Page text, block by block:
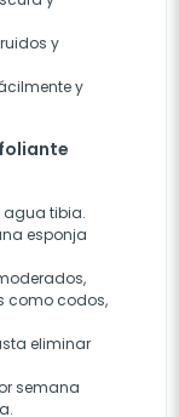
y
y
agua tibia.
esponja
como codos,
eliminar
semana